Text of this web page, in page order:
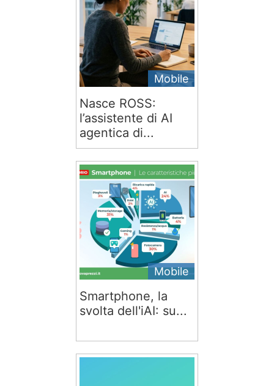
Mobile
Nasce ROSS:
l’assistente di AI
agentica di...
Mobile
Smartphone, la
svolta dell'iAI: su...